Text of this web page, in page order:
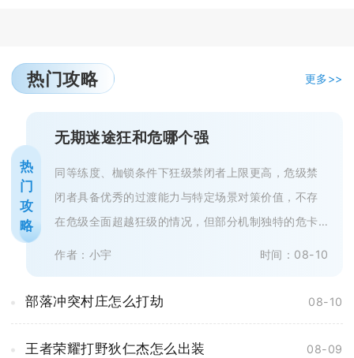
热门攻略 更多>>
热
门
攻
略
无期迷途狂和危哪个强
同等练度、枷锁条件下狂级禁闭者上限更高，危级禁
闭者具备优秀的过渡能力与特定场景对策价值，不存
在危级全面超越狂级的情况，但部分机制独特的危卡
作者：小宇 时间：08-10
部落冲突村庄怎么打劫 08-10
王者荣耀打野狄仁杰怎么出装 08-09